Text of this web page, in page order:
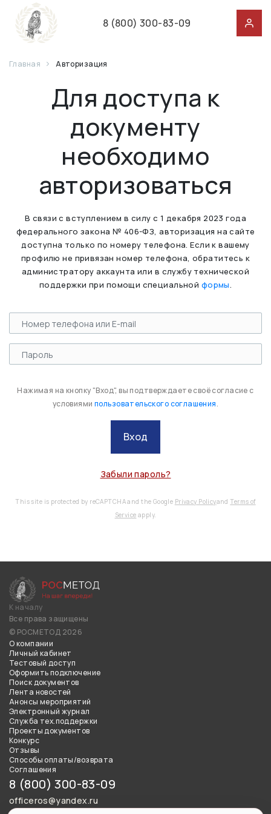
8 (800) 300-83-09
Главная Авторизация
Для доступа к
документу
необходимо
авторизоваться
В связи с вступлением в силу с 1 декабря 2023 года
федерального закона № 406-ФЗ, авторизация на сайте
доступна только по номеру телефона. Если к вашему
профилю не привязан номер телефона, обратитесь к
администратору аккаунта или в службу технической
поддержки при помощи специальной формы.
Нажимая на кнопку "Вход", вы подтверждаете своё согласие с
условиями пользовательского соглашения.
Вход
Забыли пароль?
This site is protected by reCAPTCHA and the Google Privacy PolicyandTerms of
Service apply.
К началу
Все права защищены
© РОСМЕТОД 2026
О компании
Личный кабинет
Тестовый доступ
Оформить подключение
Поиск документов
Лента новостей
Анонсы мероприятий
Электронный журнал
Служба тех.поддержки
Проекты документов
Конкурс
Отзывы
Способы оплаты/возврата
Соглашения
8 (800) 300-83-09
officeros@yandex.ru